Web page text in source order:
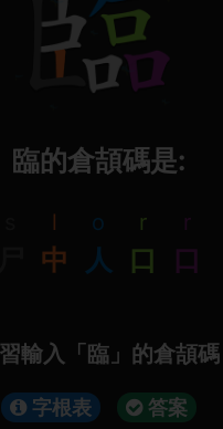
臨的倉頡碼是:
l
中
o
人
r
口
r
口
輸入「臨」的倉頡碼
字根表 答案